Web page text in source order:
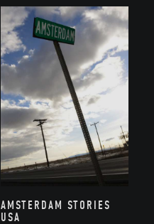
AMSTERDAM STORIES
USA